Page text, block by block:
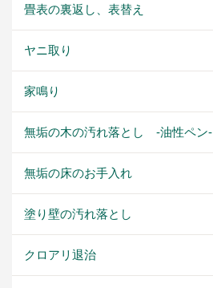
畳表の裏返し、表替え
ヤニ取り
家鳴り
無垢の木の汚れ落とし -油性ペン-
無垢の床のお手入れ
塗り壁の汚れ落とし
クロアリ退治